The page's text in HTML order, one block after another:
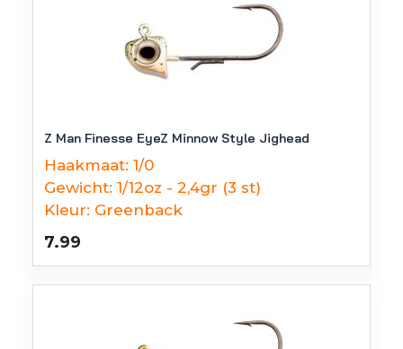
Z Man Finesse EyeZ Minnow Style Jighead
Haakmaat: 1/0
Gewicht: 1/12oz - 2,4gr (3 st)
Kleur: Greenback
7.99